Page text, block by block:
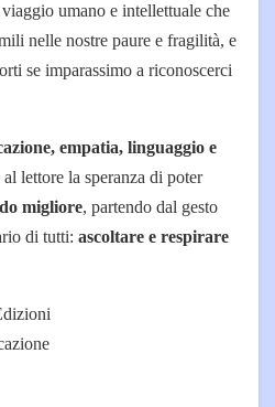
umano e intellettuale che
nelle nostre paure e fragilità, e
se imparassimo a riconoscerci
empatia, linguaggio e
al lettore la speranza di poter
migliore, partendo dal gesto
di tutti: ascoltare e respirare